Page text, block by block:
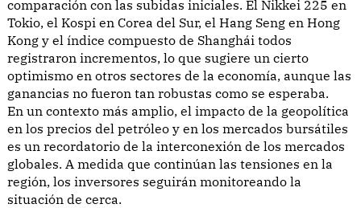
comparación con las subidas iniciales. El Nikkei 225 en
Tokio, el Kospi en Corea del Sur, el Hang Seng en Hong
Kong y el índice compuesto de Shanghái todos
registraron incrementos, lo que sugiere un cierto
optimismo en otros sectores de la economía, aunque las
ganancias no fueron tan robustas como se esperaba.
En un contexto más amplio, el impacto de la geopolítica
en los precios del petróleo y en los mercados bursátiles
es un recordatorio de la interconexión de los mercados
globales. A medida que continúan las tensiones en la
región, los inversores seguirán monitoreando la
situación de cerca.